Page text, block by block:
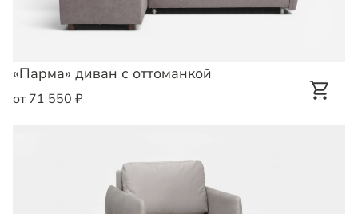
«Парма» диван с оттоманкой
от 71 550 ₽